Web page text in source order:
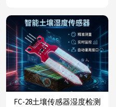
FC-28土壤传感器湿度检测